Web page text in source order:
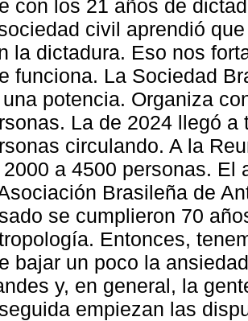
con los 21 años de
civil aprendió
la dictadura. Eso nos
funciona. La Sociedad
potencia. Organiza
La de 2024 llegó
circulando. A la
2000 a 4500 personas. El
Brasileña de
se cumplieron 70
Entonces,
bajar un poco la
y, en general, la
empiezan las